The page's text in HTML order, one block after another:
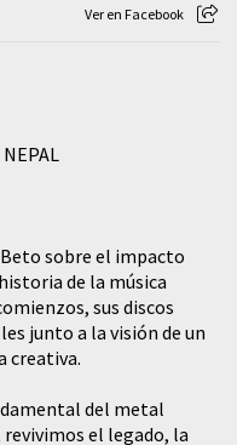
Ver en Facebook
sobre el impacto
de la música
sus discos
junto a la visión de un
creativa.
del metal
el legado, la